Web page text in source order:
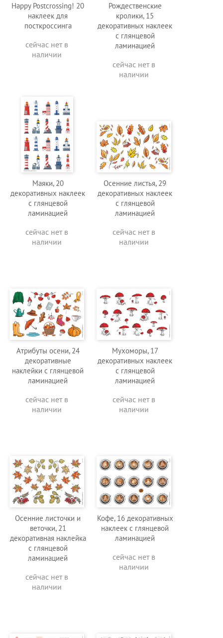
Happy Postcrossing! 20
наклеек для
посткроссинга
сейчас нет в
наличии
Рождественские
кролики, 15
декоративных наклеек
с глянцевой
ламинацией
сейчас нет в
наличии
Маяки, 20
декоративных наклеек
с глянцевой
ламинацией
сейчас нет в
наличии
Осенние листья, 29
декоративных наклеек
с глянцевой
ламинацией
сейчас нет в
наличии
Атрибуты осени, 24
декоративные
наклейки с глянцевой
ламинацией
сейчас нет в
наличии
Мухоморы, 17
декоративных наклеек
с глянцевой
ламинацией
сейчас нет в
наличии
Осенние листочки и
веточки, 21
декоративная наклейка
с глянцевой
ламинацией
сейчас нет в
наличии
Кофе, 16 декоративных
наклеек с глянцевой
ламинацией
сейчас нет в
наличии